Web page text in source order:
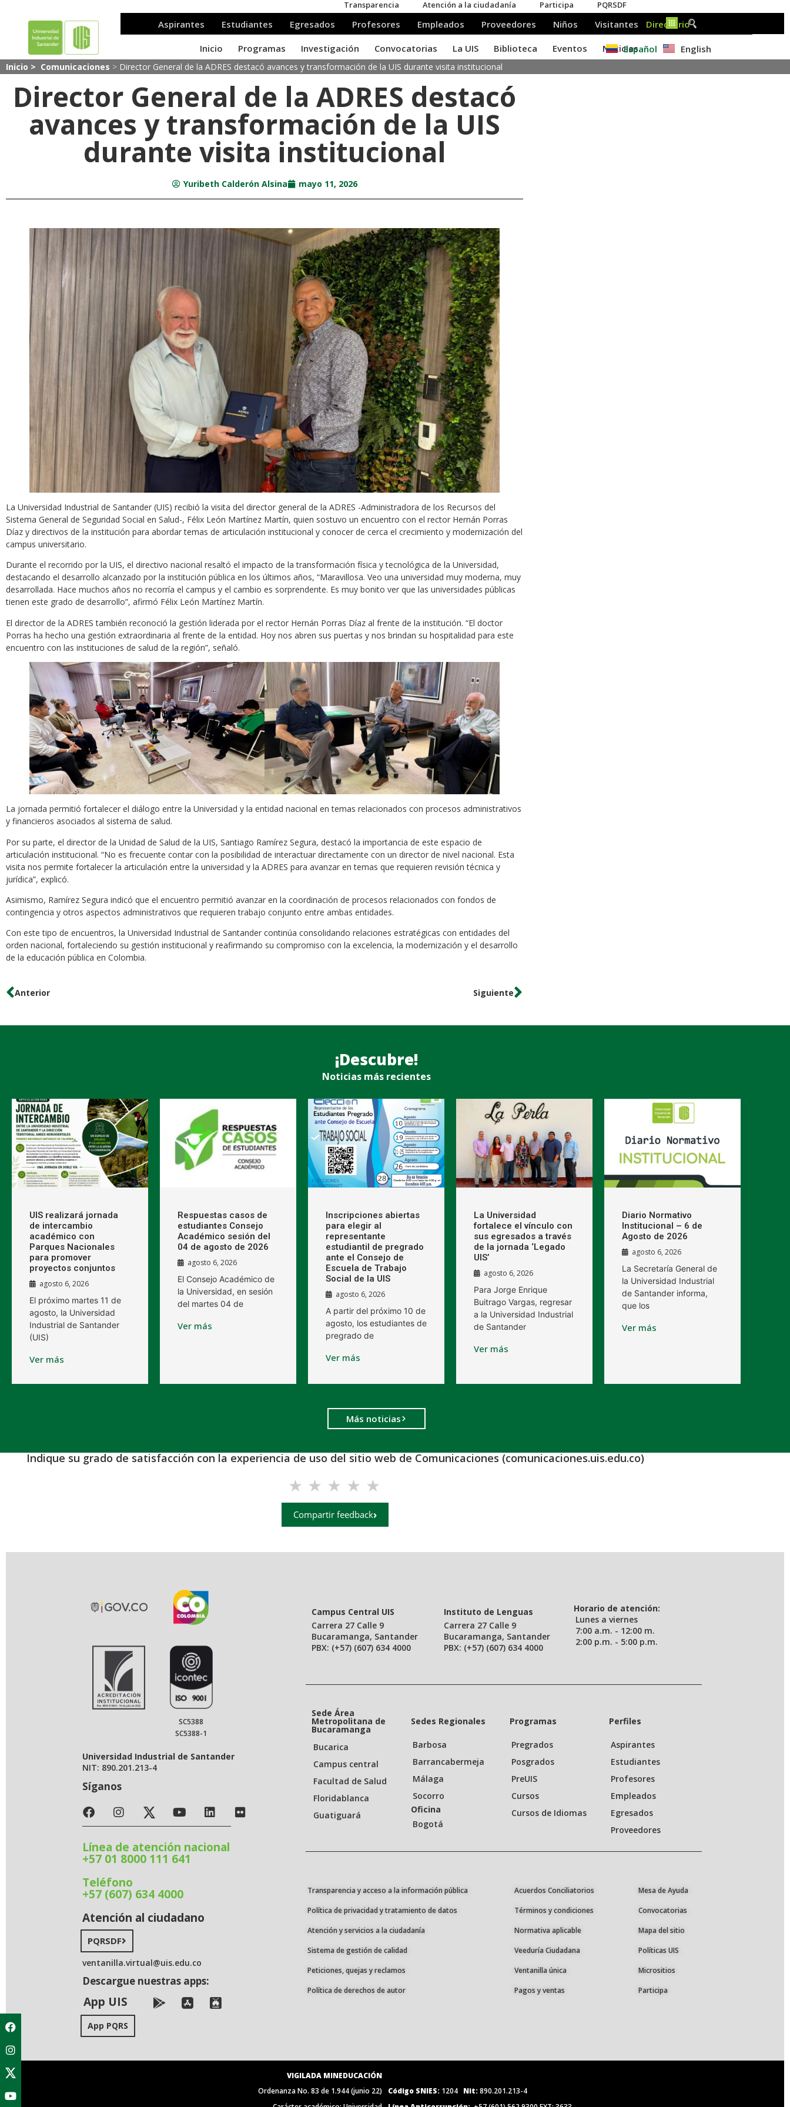
Español English
Inicio > Comunicaciones > Director General de la ADRES destacó avances y transformación de la UIS durante visita institucional
Director General de la ADRES destacó
avances y transformación de la UIS
durante visita institucional
Yuribeth Calderón Alsina mayo 11, 2026
La Universidad Industrial de Santander (UIS) recibió la visita del director general de la ADRES -Administradora de los Recursos del
Sistema General de Seguridad Social en Salud-, Félix León Martínez Martín, quien sostuvo un encuentro con el rector Hernán Porras
Díaz y directivos de la institución para abordar temas de articulación institucional y conocer de cerca el crecimiento y modernización del
campus universitario.
Durante el recorrido por la UIS, el directivo nacional resaltó el impacto de la transformación física y tecnológica de la Universidad,
destacando el desarrollo alcanzado por la institución pública en los últimos años, “Maravillosa. Veo una universidad muy moderna, muy
desarrollada. Hace muchos años no recorría el campus y el cambio es sorprendente. Es muy bonito ver que las universidades públicas
tienen este grado de desarrollo”, afirmó Félix León Martínez Martín.
El director de la ADRES también reconoció la gestión liderada por el rector Hernán Porras Díaz al frente de la institución. “El doctor
Porras ha hecho una gestión extraordinaria al frente de la entidad. Hoy nos abren sus puertas y nos brindan su hospitalidad para este
encuentro con las instituciones de salud de la región”, señaló.
La jornada permitió fortalecer el diálogo entre la Universidad y la entidad nacional en temas relacionados con procesos administrativos
y financieros asociados al sistema de salud.
Por su parte, el director de la Unidad de Salud de la UIS, Santiago Ramírez Segura, destacó la importancia de este espacio de
articulación institucional. “No es frecuente contar con la posibilidad de interactuar directamente con un director de nivel nacional. Esta
visita nos permite fortalecer la articulación entre la universidad y la ADRES para avanzar en temas que requieren revisión técnica y
jurídica”, explicó.
Asimismo, Ramírez Segura indicó que el encuentro permitió avanzar en la coordinación de procesos relacionados con fondos de
contingencia y otros aspectos administrativos que requieren trabajo conjunto entre ambas entidades.
Con este tipo de encuentros, la Universidad Industrial de Santander continúa consolidando relaciones estratégicas con entidades del
orden nacional, fortaleciendo su gestión institucional y reafirmando su compromiso con la excelencia, la modernización y el desarrollo
de la educación pública en Colombia.
Anterior Siguiente
¡Descubre!
Noticias más recientes
UIS realizará jornada
de intercambio
académico con
Parques Nacionales
para promover
proyectos conjuntos
agosto 6, 2026
El próximo martes 11 de
agosto, la Universidad
Industrial de Santander
(UIS)
Ver más
Respuestas casos de
estudiantes Consejo
Académico sesión del
04 de agosto de 2026
agosto 6, 2026
El Consejo Académico de
la Universidad, en sesión
del martes 04 de
Ver más
Inscripciones abiertas
para elegir al
representante
estudiantil de pregrado
ante el Consejo de
Escuela de Trabajo
Social de la UIS
agosto 6, 2026
A partir del próximo 10 de
agosto, los estudiantes de
pregrado de
Ver más
La Universidad
fortalece el vínculo con
sus egresados a través
de la jornada ‘Legado
UIS’
agosto 6, 2026
Para Jorge Enrique
Buitrago Vargas, regresar
a la Universidad Industrial
de Santander
Ver más
Diario Normativo
Institucional – 6 de
Agosto de 2026
agosto 6, 2026
La Secretaría General de
la Universidad Industrial
de Santander informa,
que los
Ver más
Más noticias
Indique su grado de satisfacción con la experiencia de uso del sitio web de Comunicaciones (comunicaciones.uis.edu.co)